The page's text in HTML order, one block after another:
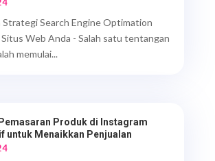
Strategi Search Engine Optimation
Situs Web Anda - Salah satu tentangan
memulai...
Produk di Instagram
untuk Menaikkan Penjualan